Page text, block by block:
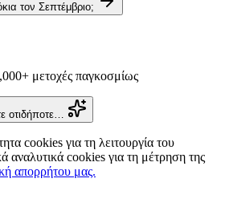
τον Σεπτέμβριο;
μετοχές παγκοσμίως
οτιδήποτε…
cookies για τη λειτουργία του
αναλυτικά cookies για τη μέτρηση της
απορρήτου μας.